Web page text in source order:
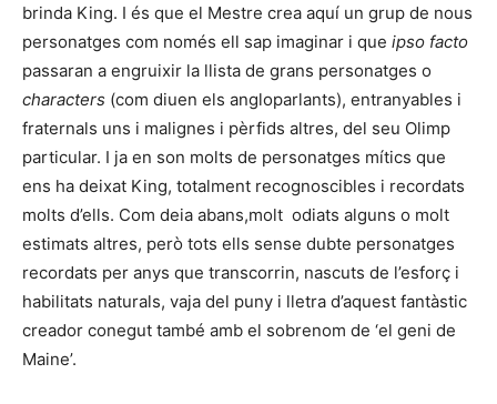
brinda King. I és que el Mestre crea aquí un grup de nous
personatges com només ell sap imaginar i que ipso facto
passaran a engruixir la llista de grans personatges o
characters (com diuen els angloparlants), entranyables i
fraternals uns i malignes i pèrfids altres, del seu Olimp
particular. I ja en son molts de personatges mítics que
ens ha deixat King, totalment recognoscibles i recordats
molts d’ells. Com deia abans,molt odiats alguns o molt
estimats altres, però tots ells sense dubte personatges
recordats per anys que transcorrin, nascuts de l’esforç i
habilitats naturals, vaja del puny i lletra d’aquest fantàstic
creador conegut també amb el sobrenom de ‘el geni de
Maine’.